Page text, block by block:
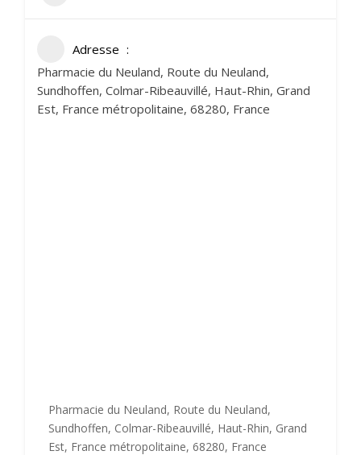
Adresse
Pharmacie du Neuland, Route du Neuland,
Sundhoffen, Colmar-Ribeauvillé, Haut-Rhin, Grand
Est, France métropolitaine, 68280, France
Pharmacie du Neuland, Route du Neuland,
Sundhoffen, Colmar-Ribeauvillé, Haut-Rhin, Grand
Est, France métropolitaine, 68280, France